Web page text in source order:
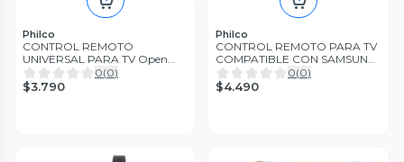
Philco
CONTROL REMOTO
UNIVERSAL PARA TV Open
box
0(0)
$3.790
Philco
CONTROL REMOTO PARA TV
COMPATIBLE CON SAMSUNG
Open box
0(0)
$4.490